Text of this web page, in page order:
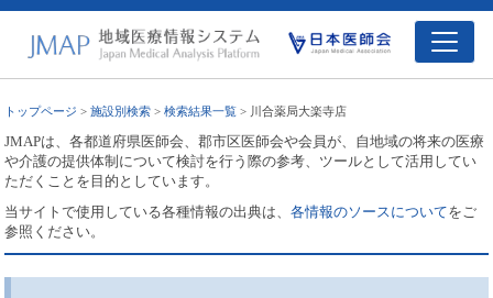
トップページ >施設別検索 >検索結果一覧 > 川合薬局大楽寺店
JMAPは、各都道府県医師会、郡市区医師会や会員が、自地域の将来の医療
や介護の提供体制について検討を行う際の参考、ツールとして活用してい
ただくことを目的としています。
当サイトで使用している各種情報の出典は、各情報のソースについてをご
参照ください。